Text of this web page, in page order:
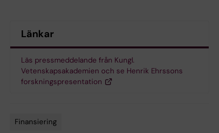
Länkar
Läs pressmeddelande från Kungl.
Vetenskapsakademien och se Henrik Ehrssons
forskningspresentation
Finansiering